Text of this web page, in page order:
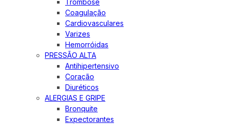
Trombose
Coagulação
Cardiovasculares
Varizes
Hemorróidas
PRESSÃO ALTA
Antihipertensivo
Coração
Diuréticos
ALERGIAS E GRIPE
Bronquite
Expectorantes